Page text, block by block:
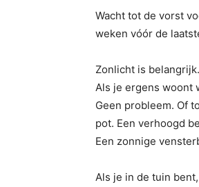
Wacht tot de vorst
weken vóór de
Zonlicht is
Als je ergens woont
Geen probleem. Of
pot. Een verhoogd
Een zonnige
Als je in de tuin